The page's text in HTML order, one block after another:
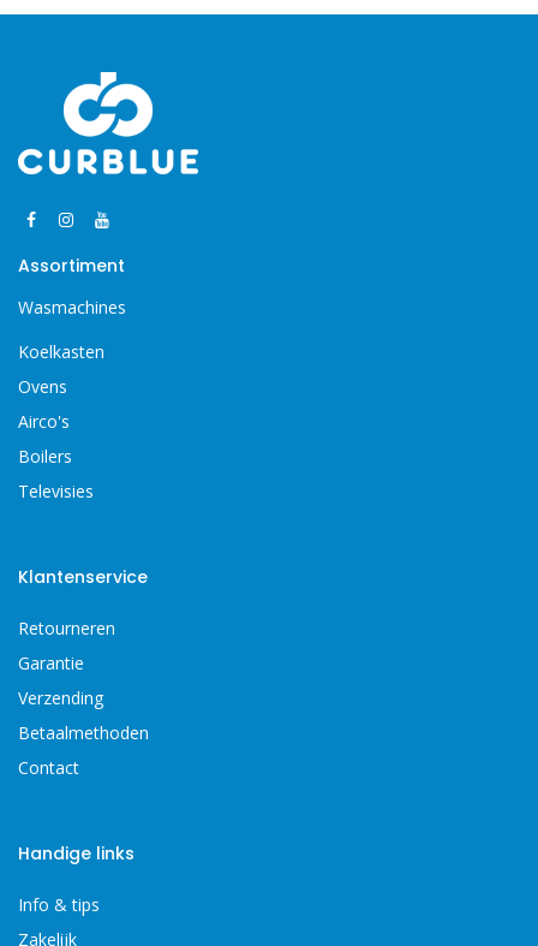
Assortiment
Wasmachines
Koelkasten
Ovens
Airco's
Boilers
Televisies
Klantenservice
Retourneren
Garantie
Verzending
Betaalmethoden
Contact
Handige links
Info & tips
Zakelijk